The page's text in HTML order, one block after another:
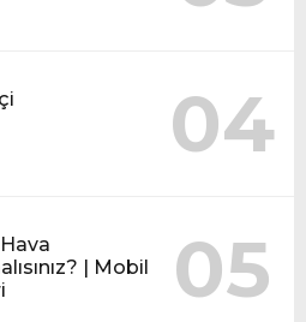
04
| Mobil
05